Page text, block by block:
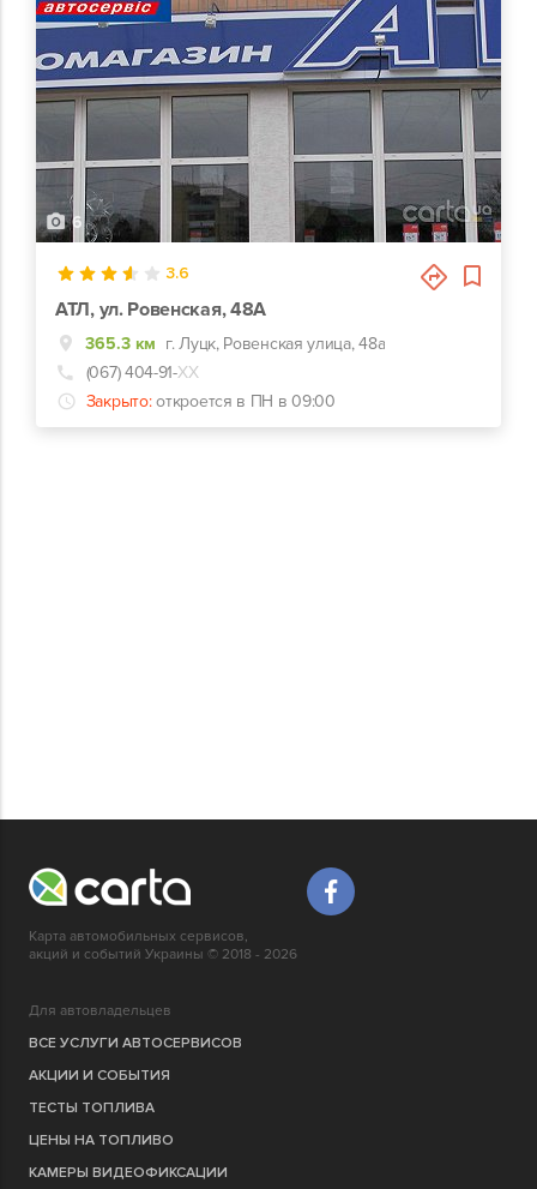
6
3.6
АТЛ, ул. Ровенская, 48А
365.3 км г. Луцк, Ровенская улица, 48а
(067) 404-91-ХХ
Закрыто: откроется в ПН в 09:00
Карта автомобильных сервисов,
акций и событий Украины © 2018 - 2026
Для автовладельцев
ВСЕ УСЛУГИ АВТОСЕРВИСОВ
АКЦИИ И СОБЫТИЯ
ТЕСТЫ ТОПЛИВА
ЦЕНЫ НА ТОПЛИВО
КАМЕРЫ ВИДЕОФИКСАЦИИ